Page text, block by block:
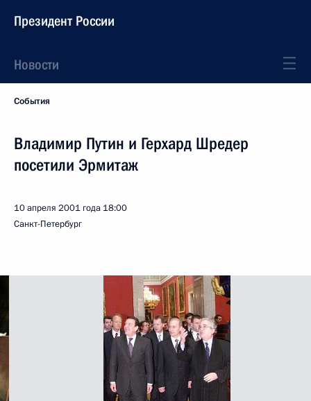
Президент России
Новости
События
Владимир Путин и Герхард Шредер
посетили Эрмитаж
10 апреля 2001 года 18:00
Санкт-Петербург